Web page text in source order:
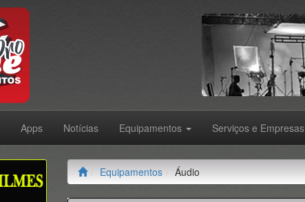
Apps Notícias Equipamentos Serviços e Empresas
Equipamentos Áudio